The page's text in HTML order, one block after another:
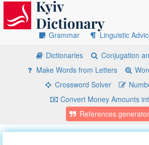
Grammar
Linguistic
Dictionaries
Conjugation
Make Words from Letters
Crossword Solver
Convert Money Amounts
References generator